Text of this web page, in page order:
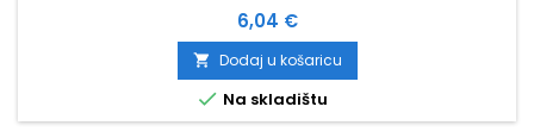
Cijena
6,04 €
 Dodaj u košaricu
 Na skladištu